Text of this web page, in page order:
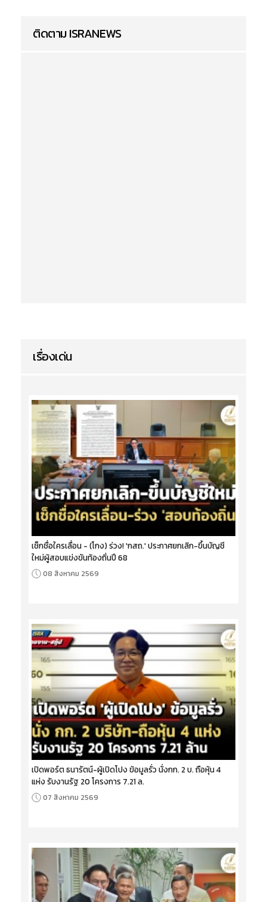
ติดตาม ISRANEWS
เรื่องเด่น
เช็กชื่อใครเลื่อน - (โกง) ร่วง! 'กสถ.' ประกาศยกเลิก-ขึ้นบัญชี
ใหม่ผู้สอบแข่งขันท้องถิ่นปี 68
08 สิงหาคม 2569
เปิดพอร์ต ธนารัตน์-ผู้เปิดโปง ข้อมูลรั่ว นั่งกก. 2 บ. ถือหุ้น 4
แห่ง รับงานรัฐ 20 โครงการ 7.21 ล.
07 สิงหาคม 2569